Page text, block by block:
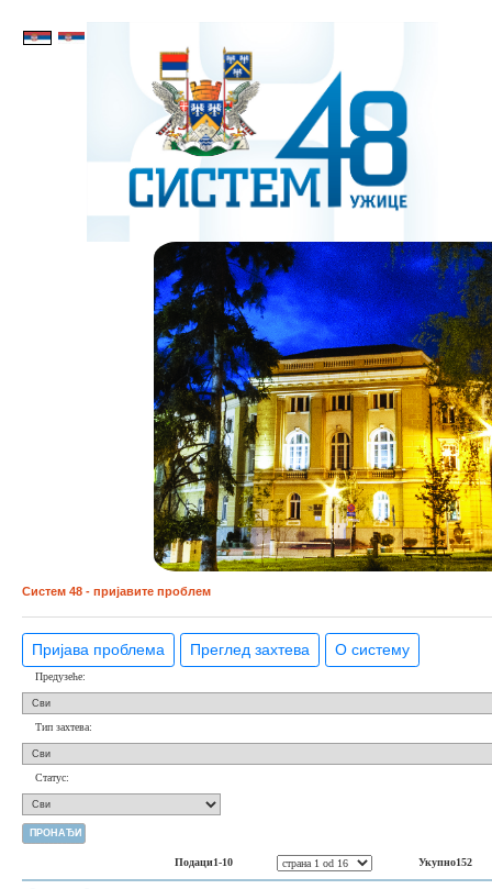
Систем 48 - пријавите проблем
Пријава проблема Преглед захтева О систему
Предузеће:
Тип захтева:
Статус:
Подаци1-10 Укупно152